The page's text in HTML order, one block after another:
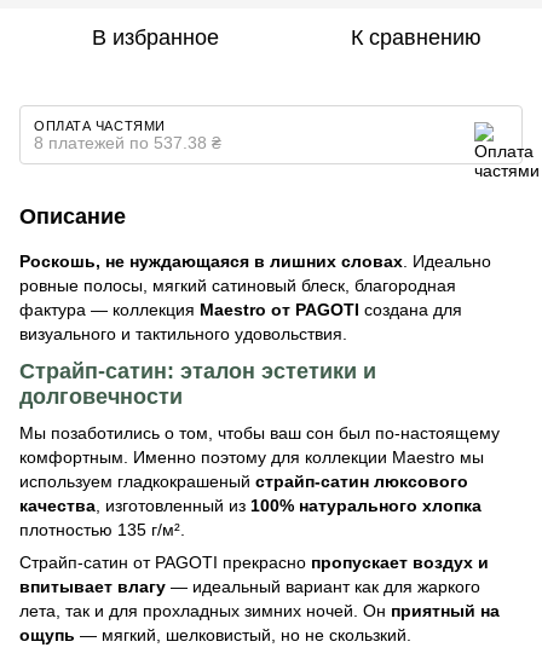
В избранное К сравнению
ОПЛАТА ЧАСТЯМИ
8 платежей по 537.38 ₴
Описание
Роскошь, не нуждающаяся в лишних словах . Идеально
ровные полосы, мягкий сатиновый блеск, благородная
фактура — коллекция Maestro от PAGOTI создана для
визуального и тактильного удовольствия.
Страйп-сатин: эталон эстетики и
долговечности
Мы позаботились о том, чтобы ваш сон был по-настоящему
комфортным. Именно поэтому для коллекции Maestro мы
используем гладкокрашеный страйп-сатин люксового
качества , изготовленный из 100% натурального хлопка
плотностью 135 г/м².
Страйп-сатин от PAGOTI прекрасно пропускает воздух и
впитывает влагу — идеальный вариант как для жаркого
лета, так и для прохладных зимних ночей. Он приятный на
ощупь — мягкий, шелковистый, но не скользкий.